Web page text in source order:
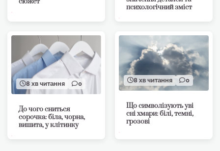
психологічний зміст
8 хв читання 0
До чого сниться
сорочка: біла, чорна,
вишита, у клітинку
8 хв читання 0
Що символізують уві
сні хмари: білі, темні,
грозові